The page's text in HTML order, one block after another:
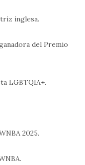
inglesa.
del Premio
LGBTQIA+.
2025.